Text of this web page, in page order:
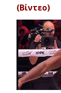
(Βίντεο)